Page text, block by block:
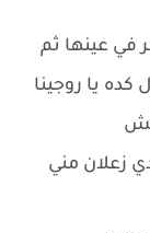
في عينها ثم
يا روجينا
زعلان مني